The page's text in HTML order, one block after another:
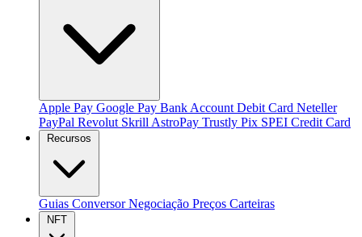
Apple Pay Google Pay Bank Account Debit Card Neteller
PayPal Revolut Skrill AstroPay Trustly Pix SPEI Credit Card
Recursos
Guias ConversorNegociação Preços Carteiras
NFT